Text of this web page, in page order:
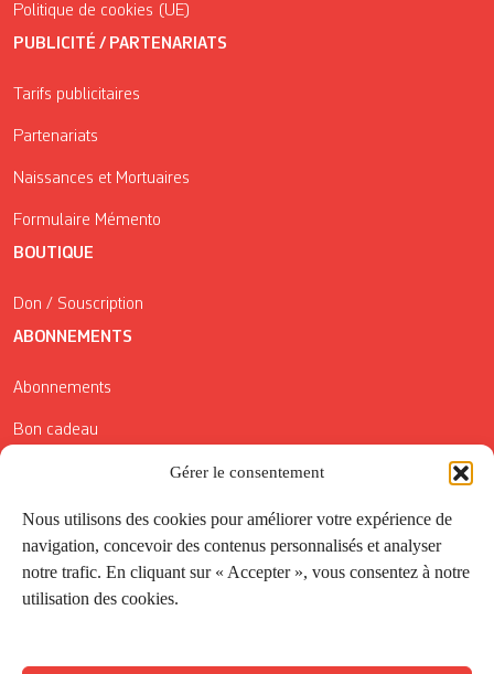
Gérer le consentement
Nous utilisons des cookies pour améliorer votre expérience de
navigation, concevoir des contenus personnalisés et analyser
notre trafic. En cliquant sur « Accepter », vous consentez à notre
utilisation des cookies.
Politique de cookies (UE)
PUBLICITÉ / PARTENARIATS
Tarifs publicitaires
Partenariats
Naissances et Mortuaires
Formulaire Mémento
BOUTIQUE
Don / Souscription
ABONNEMENTS
Abonnements
Bon cadeau
Conditions générales de vente
Réductions de la Carte Côté Courrier
Application